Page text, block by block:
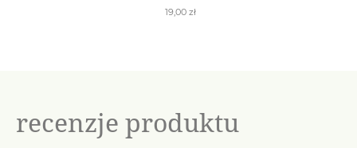
19,00 zł
recenzje produktu